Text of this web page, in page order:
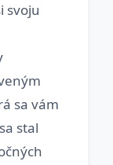
svoju
sa vám
stal